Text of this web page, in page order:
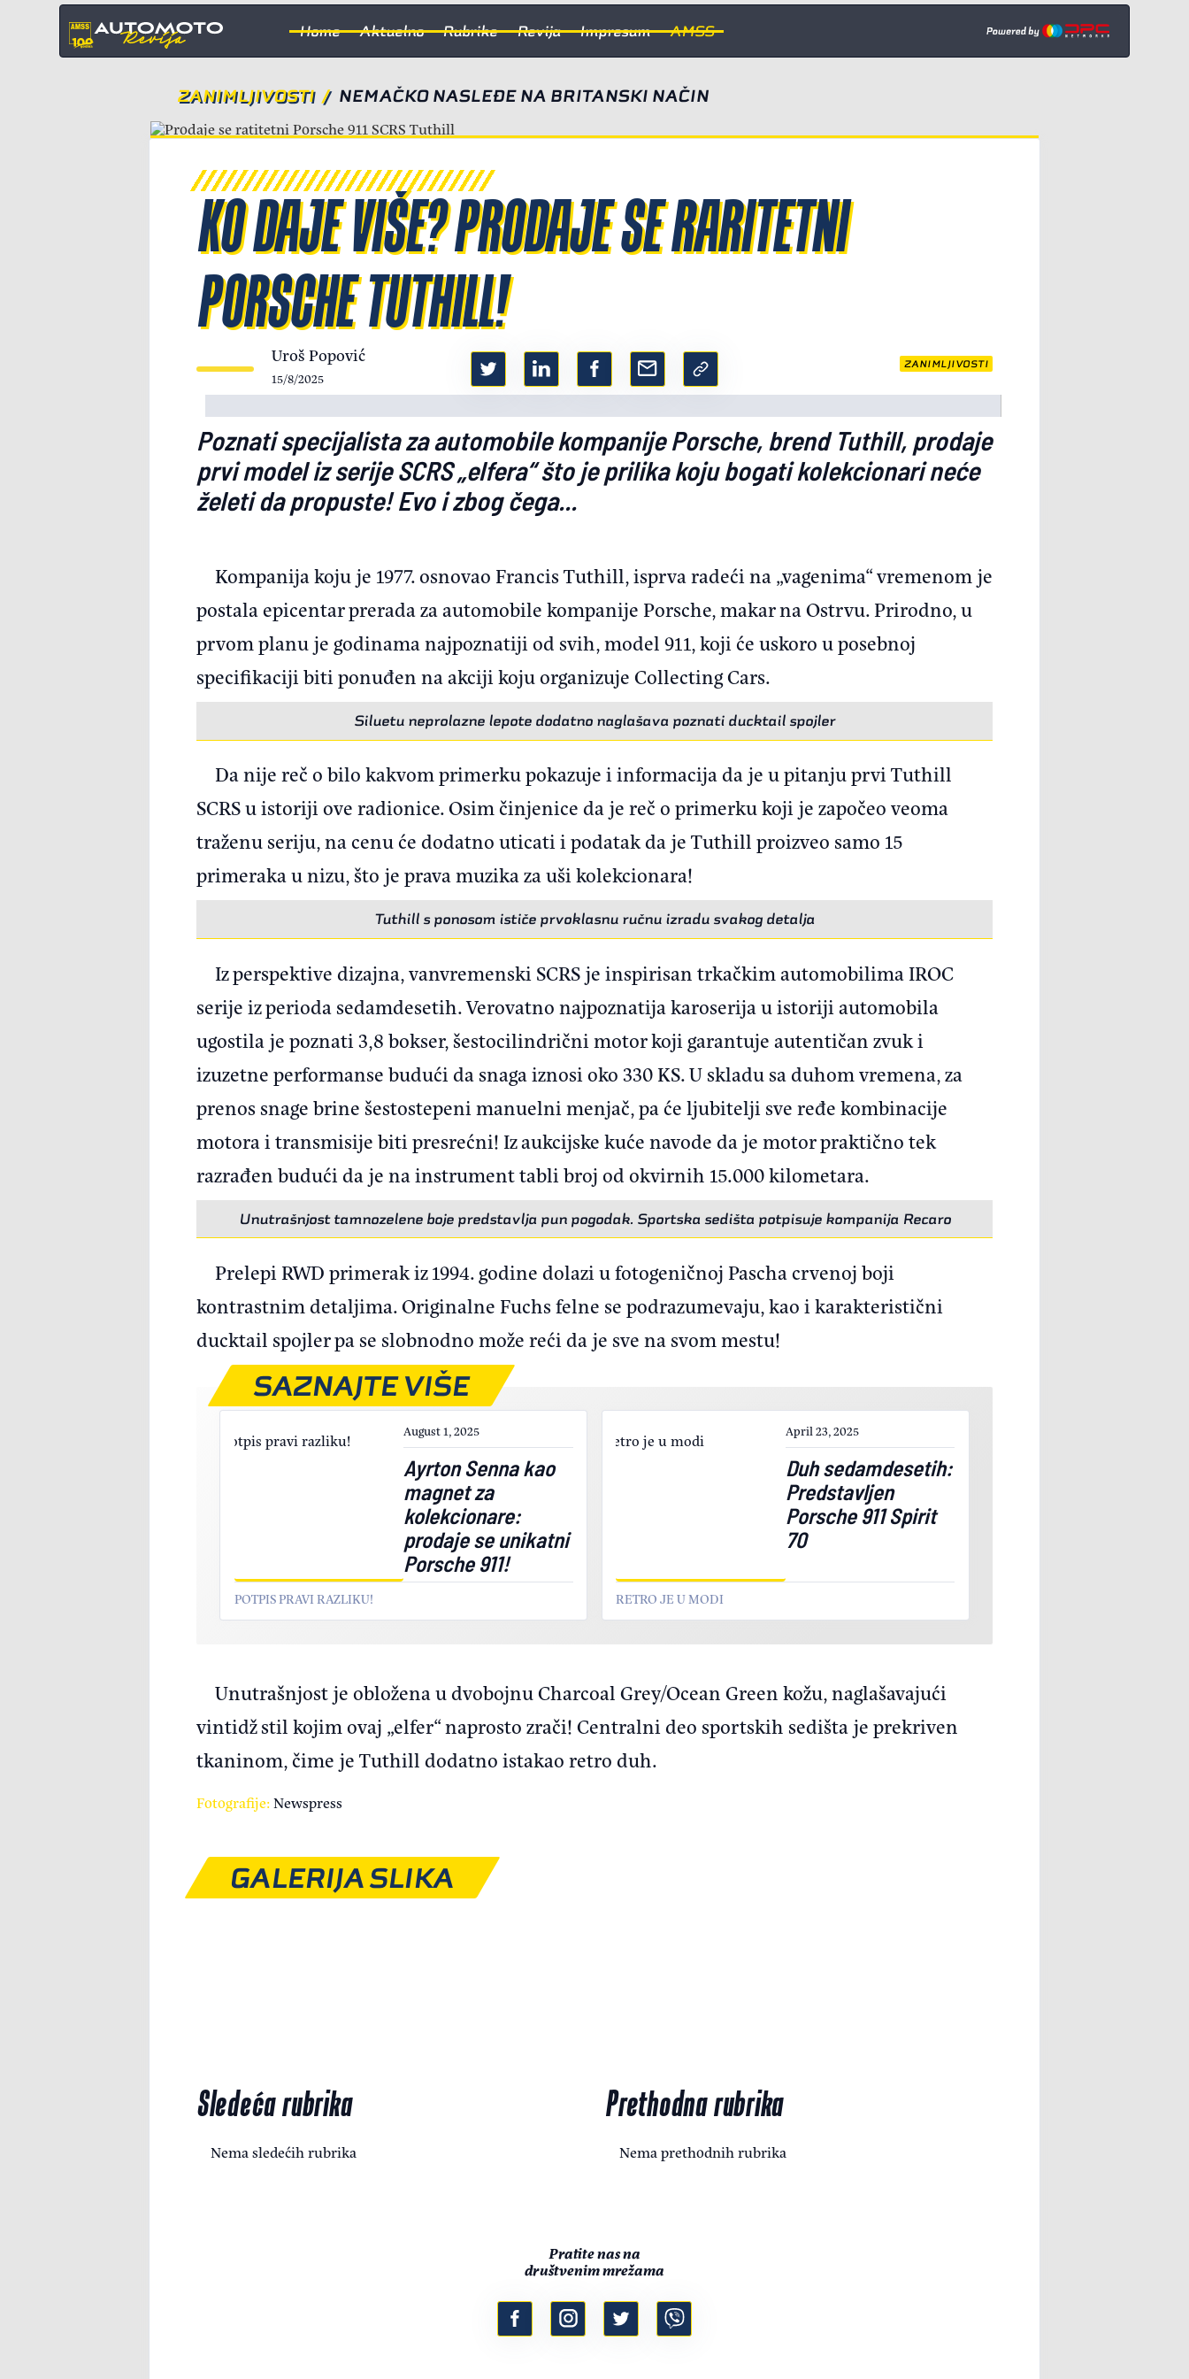
Home Aktuelno Rubrike Revija Impresum AMSS
ZANIMLJIVOSTI / NEMAČKO NASLEĐE NA BRITANSKI NAČIN
KO DAJE VIŠE? PRODAJE SE RARITETNI
PORSCHE TUTHILL!
Uroš Popović
15/8/2025
ZANIMLJIVOSTI
Poznati specijalista za automobile kompanije Porsche, brend Tuthill, prodaje
prvi model iz serije SCRS „elfera“ što je prilika koju bogati kolekcionari neće
želeti da propuste! Evo i zbog čega...
Kompanija koju je 1977. osnovao Francis Tuthill, isprva radeći na „vagenima“ vremenom je
postala epicentar prerada za automobile kompanije Porsche, makar na Ostrvu. Prirodno, u
prvom planu je godinama najpoznatiji od svih, model 911, koji će uskoro u posebnoj
specifikaciji biti ponuđen na akciji koju organizuje Collecting Cars.
Siluetu neprolazne lepote dodatno naglašava poznati ducktail spojler
Da nije reč o bilo kakvom primerku pokazuje i informacija da je u pitanju prvi Tuthill
SCRS u istoriji ove radionice. Osim činjenice da je reč o primerku koji je započeo veoma
traženu seriju, na cenu će dodatno uticati i podatak da je Tuthill proizveo samo 15
primeraka u nizu, što je prava muzika za uši kolekcionara!
Tuthill s ponosom ističe prvoklasnu ručnu izradu svakog detalja
Iz perspektive dizajna, vanvremenski SCRS je inspirisan trkačkim automobilima IROC
serije iz perioda sedamdesetih. Verovatno najpoznatija karoserija u istoriji automobila
ugostila je poznati 3,8 bokser, šestocilindrični motor koji garantuje autentičan zvuk i
izuzetne performanse budući da snaga iznosi oko 330 KS. U skladu sa duhom vremena, za
prenos snage brine šestostepeni manuelni menjač, pa će ljubitelji sve ređe kombinacije
motora i transmisije biti presrećni! Iz aukcijske kuće navode da je motor praktično tek
razrađen budući da je na instrument tabli broj od okvirnih 15.000 kilometara.
Unutrašnjost tamnozelene boje predstavlja pun pogodak. Sportska sedišta potpisuje kompanija Recaro
Prelepi RWD primerak iz 1994. godine dolazi u fotogeničnoj Pascha crvenoj boji
kontrastnim detaljima. Originalne Fuchs felne se podrazumevaju, kao i karakteristični
ducktail spojler pa se slobnodno može reći da je sve na svom mestu!
August 1, 2025
Ayrton Senna kao
magnet za
kolekcionare:
prodaje se unikatni
Porsche 911!
POTPIS PRAVI RAZLIKU!
April 23, 2025
Duh sedamdesetih:
Predstavljen
Porsche 911 Spirit
70
RETRO JE U MODI
SAZNAJTE VIŠE
Unutrašnjost je obložena u dvobojnu Charcoal Grey/Ocean Green kožu, naglašavajući
vintidž stil kojim ovaj „elfer“ naprosto zrači! Centralni deo sportskih sedišta je prekriven
tkaninom, čime je Tuthill dodatno istakao retro duh.
Fotografije:Newspress
GALERIJA SLIKA
Sledeća rubrika
Nema sledećih rubrika
Prethodna rubrika
Nema prethodnih rubrika
Pratite nas na
društvenim mrežama